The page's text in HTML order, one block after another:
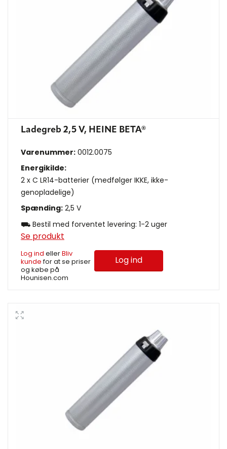
Ladegreb 2,5 V, HEINE BETA®
Varenummer: 0012.0075
Energikilde:
2 x C LR14-batterier (medfølger IKKE, ikke-
genopladelige)
Spænding: 2,5 V
⛟ Bestil med forventet levering: 1-2 uger
Se produkt
Log ind ellerBliv
kundefor at se priser
og købe på
Hounisen.com
Log ind